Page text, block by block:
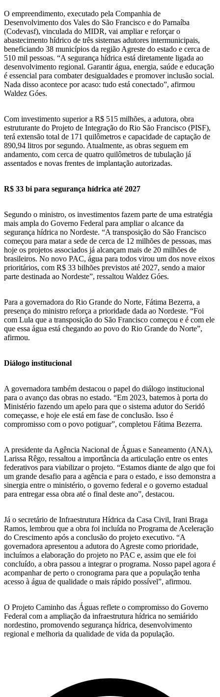
O empreendimento, executado pela Companhia de
Desenvolvimento dos Vales do São Francisco e do Parnaíba
(Codevasf), vinculada do MIDR, vai ampliar e reforçar o
abastecimento hídrico de três sistemas adutores intermunicipais,
beneficiando 38 municípios da região Agreste do estado e cerca de
510 mil pessoas. “A segurança hídrica está diretamente ligada ao
desenvolvimento regional. Garantir água, energia, saúde e educação
é essencial para combater desigualdades e promover inclusão social.
Nada disso acontece por acaso: tudo está conectado”, afirmou
Waldez Góes.
Com investimento superior a R$ 515 milhões, a adutora, obra
estruturante do Projeto de Integração do Rio São Francisco (PISF),
terá extensão total de 171 quilômetros e capacidade de captação de
890,94 litros por segundo. Atualmente, as obras seguem em
andamento, com cerca de quatro quilômetros de tubulação já
assentados e novas frentes de implantação autorizadas.
R$ 33 bi para segurança hídrica até 2027
Segundo o ministro, os investimentos fazem parte de uma estratégia
mais ampla do Governo Federal para ampliar o alcance da
segurança hídrica no Nordeste. “A transposição do São Francisco
começou para matar a sede de cerca de 12 milhões de pessoas, mas
hoje os projetos associados já alcançam mais de 20 milhões de
brasileiros. No novo PAC, água para todos virou um dos nove eixos
prioritários, com R$ 33 bilhões previstos até 2027, sendo a maior
parte destinada ao Nordeste”, ressaltou Waldez Góes.
Para a governadora do Rio Grande do Norte, Fátima Bezerra, a
presença do ministro reforça a prioridade dada ao Nordeste. “Foi
com Lula que a transposição do São Francisco começou e é com ele
que essa água está chegando ao povo do Rio Grande do Norte”,
afirmou.
Diálogo institucional
A governadora também destacou o papel do diálogo institucional
para o avanço das obras no estado. “Em 2023, batemos à porta do
Ministério fazendo um apelo para que o sistema adutor do Seridó
começasse, e hoje ele está em fase de conclusão. Isso é
compromisso com o povo potiguar”, completou Fátima Bezerra.
A presidente da Agência Nacional de Águas e Saneamento (ANA),
Larissa Rêgo, ressaltou a importância da articulação entre os entes
federativos para viabilizar o projeto. “Estamos diante de algo que foi
um grande desafio para a agência e para o estado, e isso demonstra a
sinergia entre o ministério, o governo federal e o governo estadual
para entregar essa obra até o final deste ano”, destacou.
Já o secretário de Infraestrutura Hídrica da Casa Civil, Irani Braga
Ramos, lembrou que a obra foi incluída no Programa de Aceleração
do Crescimento após a conclusão do projeto executivo. “A
governadora apresentou a adutora do Agreste como prioridade,
incluímos a elaboração do projeto no PAC e, assim que ele foi
concluído, a obra passou a integrar o programa. Nosso papel agora é
acompanhar de perto o cronograma para que a população tenha
acesso à água de qualidade o mais rápido possível”, afirmou.
O Projeto Caminho das Águas reflete o compromisso do Governo
Federal com a ampliação da infraestrutura hídrica no semiárido
nordestino, promovendo segurança hídrica, desenvolvimento
regional e melhoria da qualidade de vida da população.